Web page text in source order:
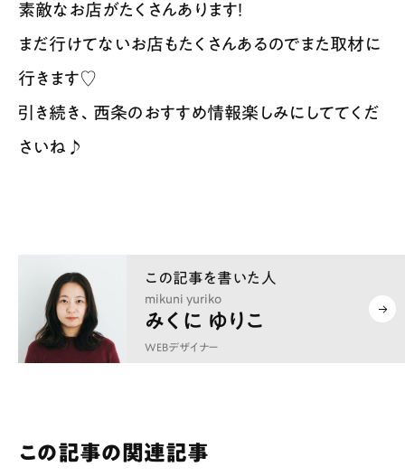
素敵なお店がたくさんあります！
まだ行けてないお店もたくさんあるのでまた取材に
行きます♡
引き続き、西条のおすすめ情報楽しみにしててくだ
さいね♪
mikuni yuriko
みくに ゆりこ
WEBデザイナー
この記事の関連記事